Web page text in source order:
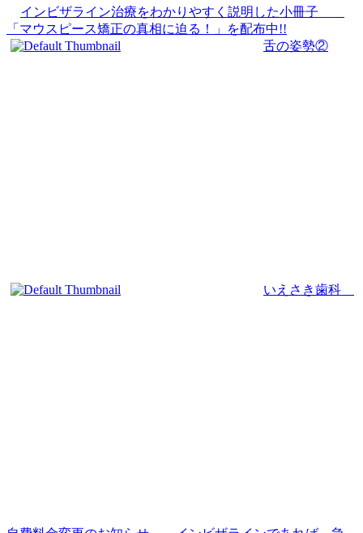
インビザライン治療をわかりやすく説明した小冊子
「マウスピース矯正の真相に迫る！」を配布中!!
舌の姿勢②
いえさき歯科